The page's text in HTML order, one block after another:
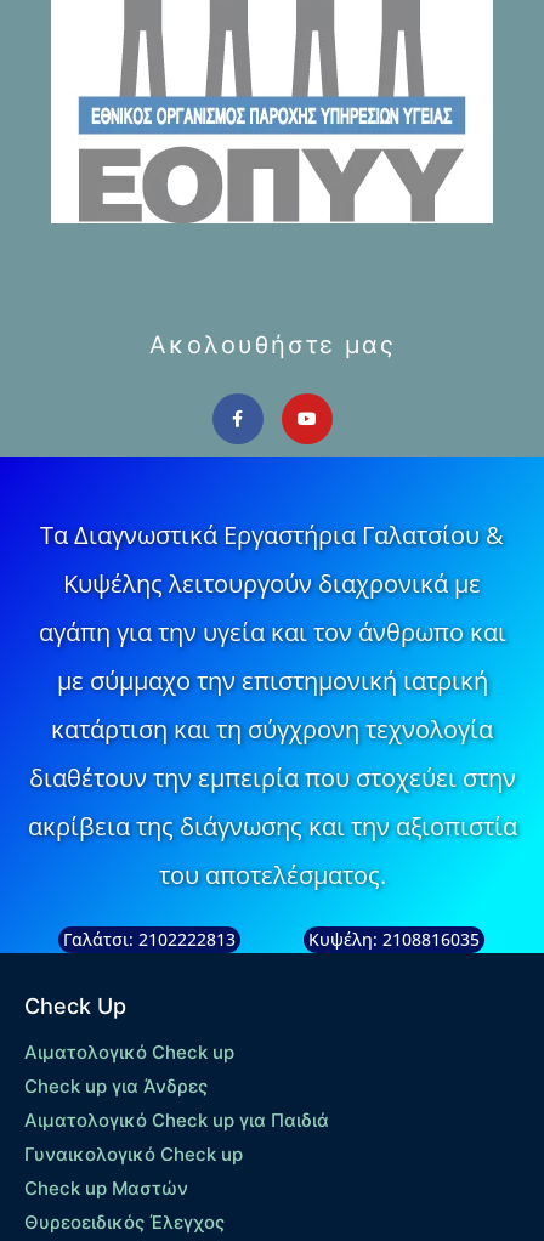
Ακολουθήστε μας
Τα Διαγνωστικά Εργαστήρια Γαλατσίου &
Κυψέλης λειτουργούν διαχρονικά με
αγάπη για την υγεία και τον άνθρωπο και
με σύμμαχο την επιστημονική ιατρική
κατάρτιση και τη σύγχρονη τεχνολογία
διαθέτουν την εμπειρία που στοχεύει στην
ακρίβεια της διάγνωσης και την αξιοπιστία
του αποτελέσματος.
Γαλάτσι: 2102222813 Κυψέλη: 2108816035
Check Up
Αιματολογικό Check up
Check up για Άνδρες
Αιματολογικό Check up για Παιδιά
Γυναικολογικό Check up
Check up Μαστών
Θυρεοειδικός Έλεγχος